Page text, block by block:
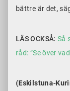
bättre är det,
LÄS OCKSÅ: Så
råd: ”Se över
(Eskilstuna-